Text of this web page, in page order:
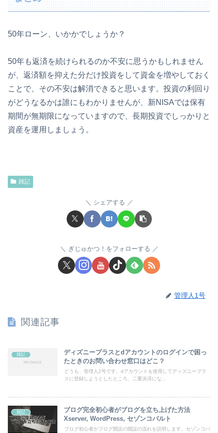
50年ローン、いかかでしょうか？
50年も返済を続けられるのか不安に思うかもしれません
が、返済額を抑えた分だけ投資をして資金を増やしておく
ことで、その不安は解消できると思います。投資の利回り
がどうなるかは誰にもわかりませんが、新NISAでは保有
期間が無期限になっていますので、長期投資でしっかりと
資産を運用しましょう。
雑記
シェアする
ぎじゅかつ！をフォローする
管理人1号
関連記事
雑記
ディズニープラスとdアカウントのログインで困っ
たときのお問い合わせ窓口はどこ？
どうも、管理人2号です。dアカウントを使用してディズニープラ
スに登録しようとしたところ、二重決済にな...
雑記
ブログ完全初心者がブログを立ち上げた方法
Xserver, WordPress, セゾンコバルト
ブログ初心者がブログ開設の開設の流れを説明します。セゾンコバ